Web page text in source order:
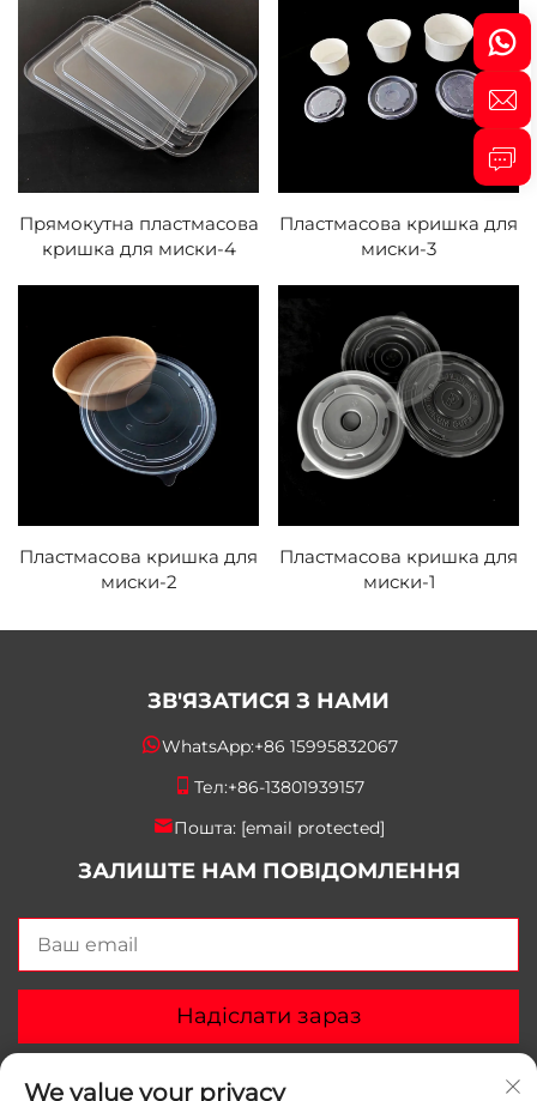
Прямокутна пластмасова
кришка для миски-4
Пластмасова кришка для
миски-3
Пластмасова кришка для
миски-2
Пластмасова кришка для
миски-1
ЗВ'ЯЗАТИСЯ З НАМИ
WhatsApp:+86 15995832067
Тел:+86-13801939157
Пошта: [email protected]
ЗАЛИШТЕ НАМ ПОВІДОМЛЕННЯ
Надіслати зараз
We value your privacy